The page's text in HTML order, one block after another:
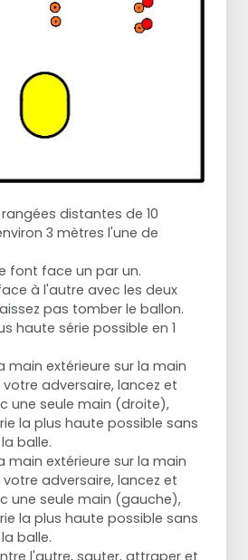
distantes de 10
3 mètres l'une de
font face un par un.
à l'autre avec les deux
pas tomber le ballon.
haute série possible en 1
main extérieure sur la main
adversaire, lancez et
une seule main (droite),
la plus haute possible sans
balle.
main extérieure sur la main
adversaire, lancez et
une seule main (gauche),
la plus haute possible sans
balle.
l'autre, sauter, attraper et